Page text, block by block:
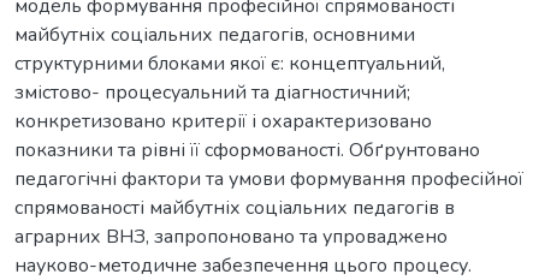
модель формування професійної спрямованості
майбутніх соціальних педагогів, основними
структурними блоками якої є: концептуальний,
змістово- процесуальний та діагностичний;
конкретизовано критерії і охарактеризовано
показники та рівні її сформованості. Обґрунтовано
педагогічні фактори та умови формування професійної
спрямованості майбутніх соціальних педагогів в
аграрних ВНЗ, запропоновано та упроваджено
науково-методичне забезпечення цього процесу.